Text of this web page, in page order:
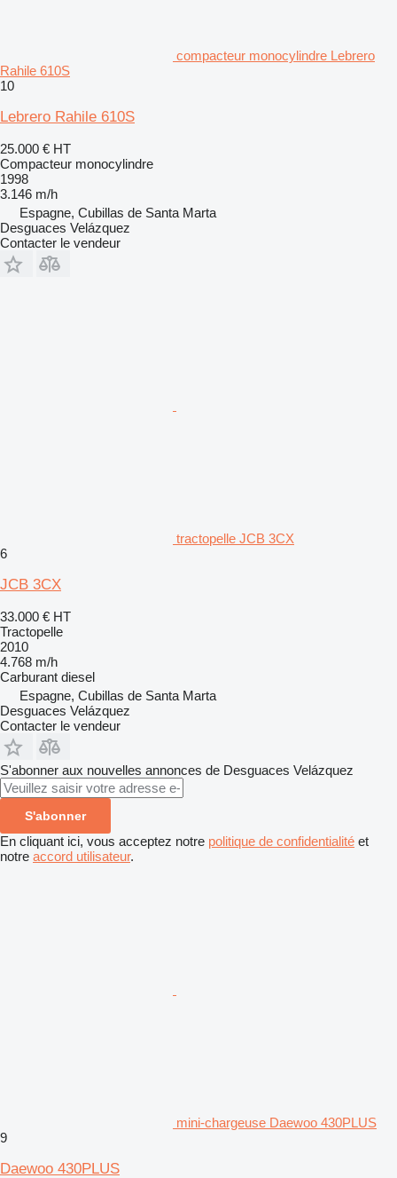
compacteur monocylindre Lebrero
Rahile 610S
10
Lebrero Rahile 610S
25.000 € HT
Compacteur monocylindre
1998
3.146 m/h
Espagne, Cubillas de Santa Marta
Desguaces Velázquez
Contacter le vendeur
tractopelle JCB 3CX
6
JCB 3CX
33.000 € HT
Tractopelle
2010
4.768 m/h
Carburant diesel
Espagne, Cubillas de Santa Marta
Desguaces Velázquez
Contacter le vendeur
S'abonner aux nouvelles annonces de Desguaces Velázquez
S'abonner
En cliquant ici, vous acceptez notre politique de confidentialité et
notre accord utilisateur.
mini-chargeuse Daewoo 430PLUS
9
Daewoo 430PLUS